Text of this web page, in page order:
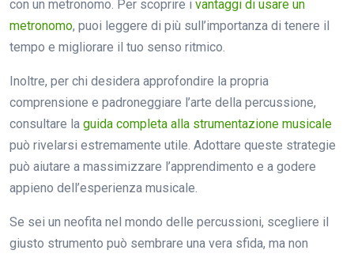
con un metronomo. Per scoprire i vantaggi di usare un
metronomo, puoi leggere di più sull’importanza di tenere il
tempo e migliorare il tuo senso ritmico.
Inoltre, per chi desidera approfondire la propria
comprensione e padroneggiare l’arte della percussione,
consultare la guida completa alla strumentazione musicale
può rivelarsi estremamente utile. Adottare queste strategie
può aiutare a massimizzare l’apprendimento e a godere
appieno dell’esperienza musicale.
Se sei un neofita nel mondo delle percussioni, scegliere il
giusto strumento può sembrare una vera sfida, ma non